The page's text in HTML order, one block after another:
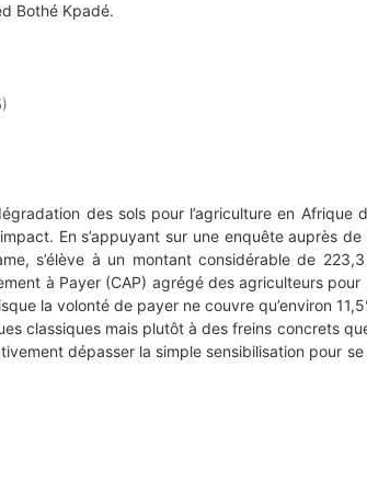
Bothé Kpadé.
des sols pour l’agriculture en
En s’appuyant sur une enquête auprès
s’élève à un montant considérable de
à Payer (CAP) agrégé des agriculteurs
la volonté de payer ne couvre qu’environ
classiques mais plutôt à des freins concrets
dépasser la simple sensibilisation pour